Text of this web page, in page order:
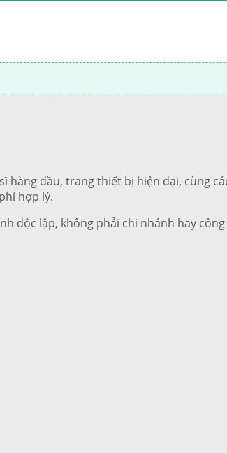
hàng đầu, trang thiết bị hiện đại, cùng
hợp lý.
lập, không phải chi nhánh hay công